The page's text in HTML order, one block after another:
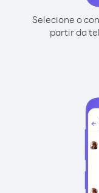
Selecione o
partir da